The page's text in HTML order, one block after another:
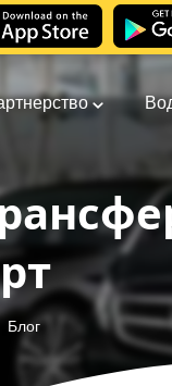
Блог